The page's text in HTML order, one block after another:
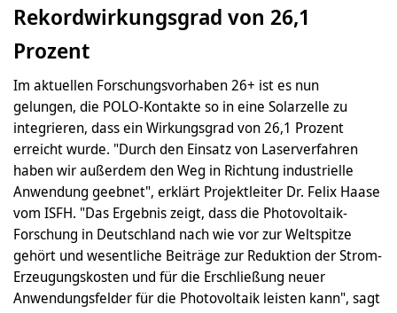
Rekordwirkungsgrad von 26,1
Prozent
Im aktuellen Forschungsvorhaben 26+ ist es nun
gelungen, die POLO-Kontakte so in eine Solarzelle zu
integrieren, dass ein Wirkungsgrad von 26,1 Prozent
erreicht wurde. "Durch den Einsatz von Laserverfahren
haben wir außerdem den Weg in Richtung industrielle
Anwendung geebnet", erklärt Projektleiter Dr. Felix Haase
vom ISFH. "Das Ergebnis zeigt, dass die Photovoltaik-
Forschung in Deutschland nach wie vor zur Weltspitze
gehört und wesentliche Beiträge zur Reduktion der Strom-
Erzeugungskosten und für die Erschließung neuer
Anwendungsfelder für die Photovoltaik leisten kann", sagt